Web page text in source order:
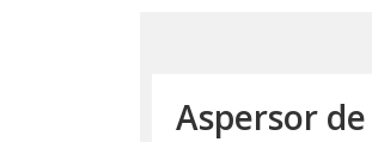
Aspersor